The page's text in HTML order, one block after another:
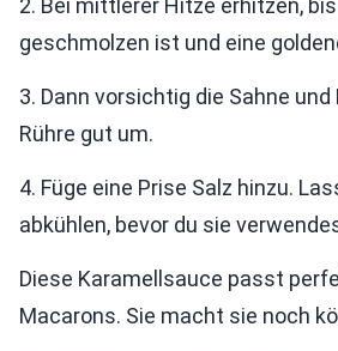
2. Bei mittlerer Hitze erhitzen,
geschmolzen ist und eine
3. Dann vorsichtig die Sahne
Rühre gut um.
4. Füge eine Prise Salz hinzu.
abkühlen, bevor du sie
Diese Karamellsauce passt
Macarons. Sie macht sie noch